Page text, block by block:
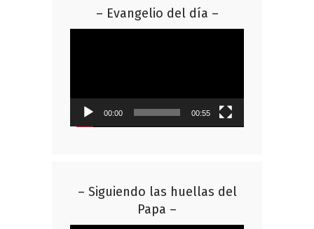
– Evangelio del día –
00:00 00:55
– Siguiendo las huellas del
Papa –